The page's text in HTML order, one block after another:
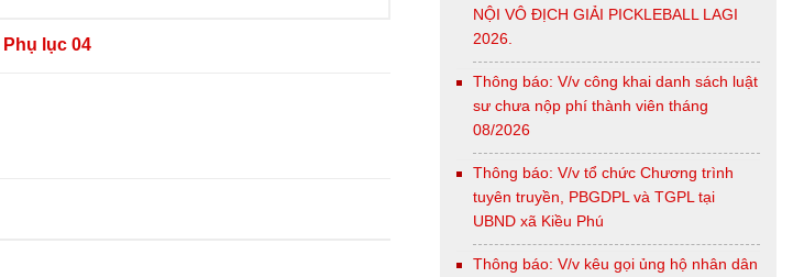
Phụ lục 04
NỘI VÔ ĐỊCH GIẢI PICKLEBALL LAGI
2026.
Thông báo: V/v công khai danh sách luật
sư chưa nộp phí thành viên tháng
08/2026
Thông báo: V/v tổ chức Chương trình
tuyên truyền, PBGDPL và TGPL tại
UBND xã Kiều Phú
Thông báo: V/v kêu gọi ủng hộ nhân dân